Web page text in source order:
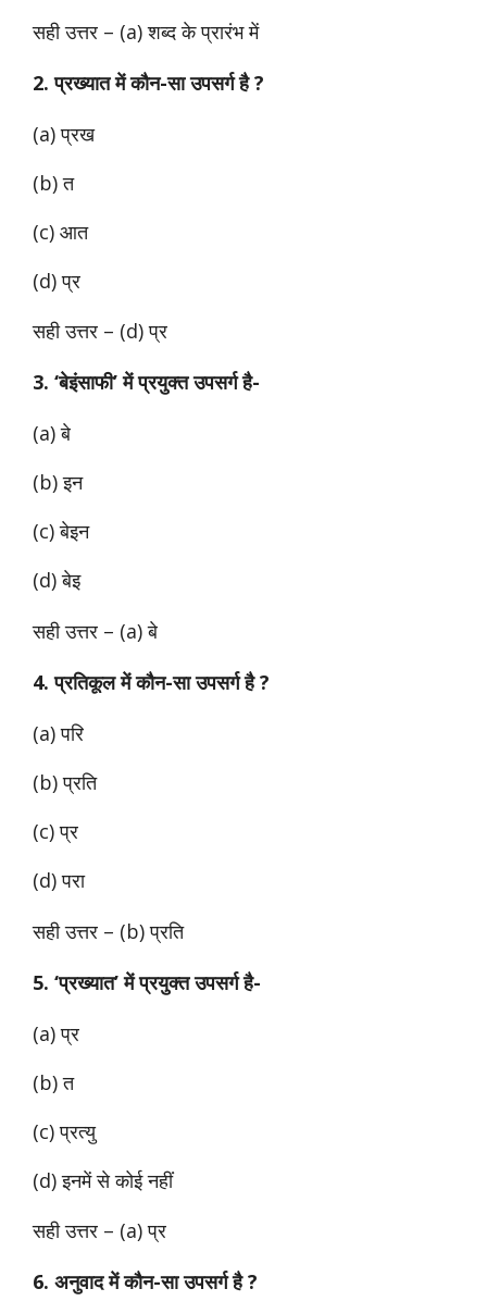
सही उत्तर – (a) शब्द के प्रारंभ में
2. प्रख्यात में कौन-सा उपसर्ग है ?
(a) प्रख
(b) त
(c) आत
(d) प्र
सही उत्तर – (d) प्र
3. ‘बेइंसाफी’ में प्रयुक्त उपसर्ग है-
(a) बे
(b) इन
(c) बेइन
(d) बेइ
सही उत्तर – (a) बे
4. प्रतिकूल में कौन-सा उपसर्ग है ?
(a) परि
(b) प्रति
(c) प्र
(d) परा
सही उत्तर – (b) प्रति
5. ‘प्रख्यात’ में प्रयुक्त उपसर्ग है-
(a) प्र
(b) त
(c) प्रत्यु
(d) इनमें से कोई नहीं
सही उत्तर – (a) प्र
6. अनुवाद में कौन-सा उपसर्ग है ?